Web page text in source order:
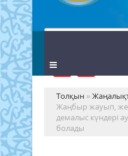
Толқын »
Жаңбыр жауып,
демалыс күндері
болады